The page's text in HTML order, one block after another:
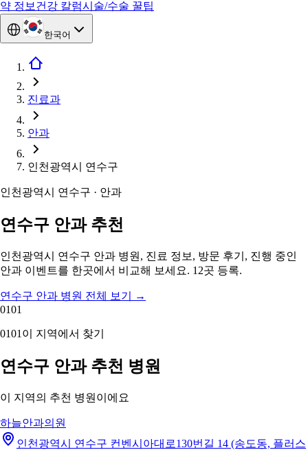
약 정보 건강 칼럼시술/수술 꿀팁
한국어
진료과
안과
인천광역시 연수구
인천광역시 연수구 · 안과
연수구 안과 추천
인천광역시 연수구 안과 병원, 진료 정보, 방문 후기, 진행 중인
안과 이벤트를 한곳에서 비교해 보세요. 12곳 등록.
연수구 안과 병원 전체 보기
→
0101
0101 이 지역에서 찾기
연수구 안과 추천 병원
이 지역의 추천 병원이에요
하늘안과의원
인천광역시 연수구 컨벤시아대로130번길 14 (송도동, 플러스